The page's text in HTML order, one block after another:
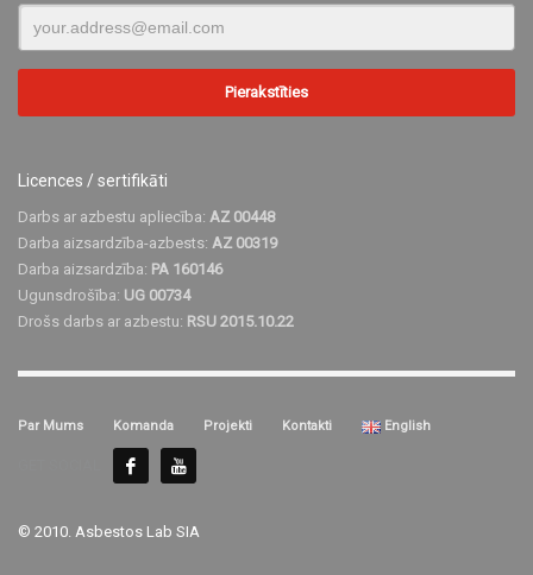
Licences / sertifikāti
Darbs ar azbestu apliecība: AZ 00448
Darba aizsardzība-azbests: AZ 00319
Darba aizsardzība: PA 160146
Ugunsdrošība: UG 00734
Drošs darbs ar azbestu: RSU 2015.10.22
Par Mums Komanda Projekti Kontakti English
© 2010. Asbestos Lab SIA